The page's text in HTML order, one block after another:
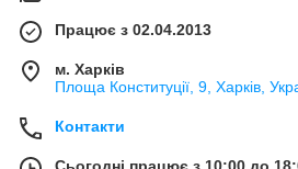
Працює з 02.04.2013
м. Харків
Площа Конституції, 9, Харків,
Контакти